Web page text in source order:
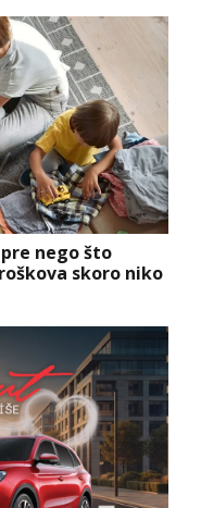
nego što
skoro niko